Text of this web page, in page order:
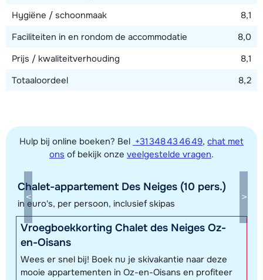
Toon alle accommodaties in dit gebied
Deze kaart geeft een indicatie van de ligging van onze accommodaties. De
exacte locatie kan enigszins afwijken.
Hygiëne / schoonmaak
8,1
Faciliteiten in en rondom de accommodatie
8,0
Prijs / kwaliteitverhouding
8,1
Totaaloordeel
8,2
Hulp bij online boeken? Bel +31 348 43 46 49, chat met
ons of bekijk onze veelgestelde vragen.
Chalet-appartement Des Neiges (10 pers.)
in euro's, per persoon, inclusief skipas
Vroegboekkorting Chalet des Neiges Oz-
en-Oisans
Wees er snel bij! Boek nu je skivakantie naar deze
mooie appartementen in Oz-en-Oisans en profiteer